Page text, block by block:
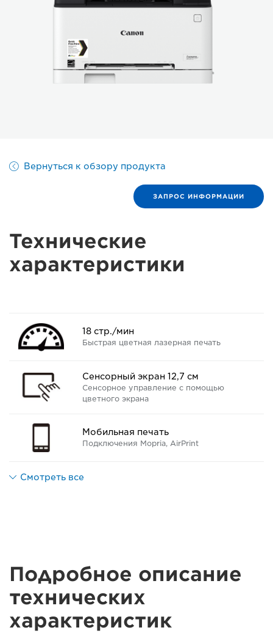
Вернуться к обзору продукта
ЗАПРОС ИНФОРМАЦИИ
Технические
характеристики
18 стр./мин
Быстрая цветная лазерная печать
Сенсорный экран 12,7 см
Сенсорное управление с помощью
цветного экрана
Мобильная печать
Подключения Mopria, AirPrint
Смотреть все
Подробное описание
технических
характеристик